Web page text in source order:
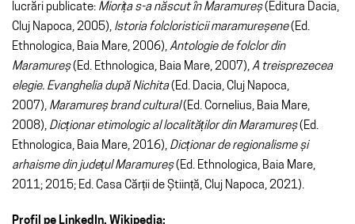
lucrări publicate: Miorița s-a născut în Maramureș(Editura Dacia,
Cluj Napoca, 2005), Istoria folcloristicii maramureșene(Ed.
Ethnologica, Baia Mare, 2006), Antologie de folclor din
Maramureș(Ed. Ethnologica, Baia Mare, 2007), A treisprezecea
elegie. Evanghelia după Nichita(Ed. Dacia, Cluj Napoca,
2007), Maramureș brand cultural(Ed. Cornelius, Baia Mare,
2008), Dicționar etimologic al localităților din Maramureș(Ed.
Ethnologica, Baia Mare, 2016), Dicționar de regionalisme și
arhaisme din județul Maramureș(Ed. Ethnologica, Baia Mare,
2011; 2015; Ed. Casa Cărții de Știință, Cluj Napoca, 2021).
Profil pe LinkedIn, Wikipedia: